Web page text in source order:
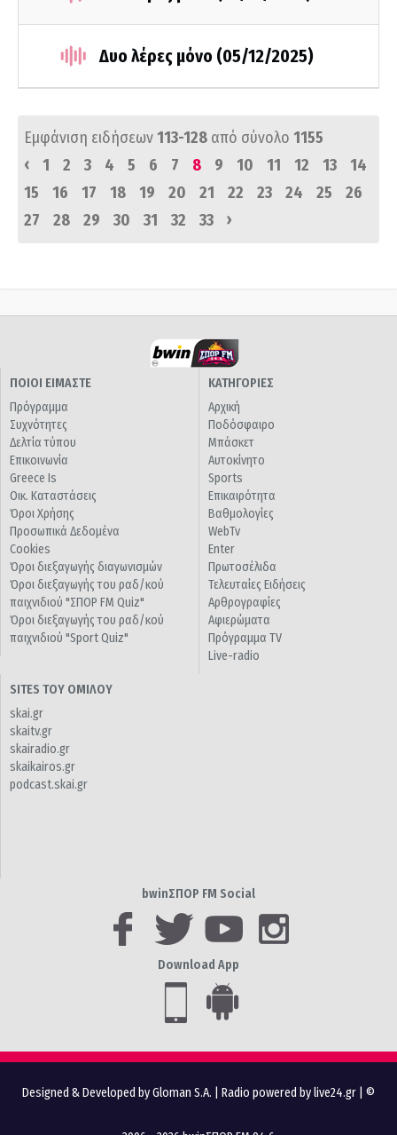
Δυο λέρες μόνο (05/12/2025)
Εμφάνιση ειδήσεων113-128 από σύνολο 1155
‹
1 2 3 4 5 6 7 8 9 10 11 12 13
14
15
16 17 18 19 20 21 22 23 24 25
26
27
28 29 30 31 32 33 ›
ΠΟΙΟΙ ΕΙΜΑΣΤΕ
Πρόγραμμα
Συχνότητες
Δελτία τύπου
Επικοινωνία
Greece Is
Οικ. Καταστάσεις
Όροι Χρήσης
Προσωπικά Δεδομένα
Cookies
Όροι διεξαγωγής διαγωνισμών
Όροι διεξαγωγής του ραδ/κού
παιχνιδιού "ΣΠΟΡ FM Quiz"
Όροι διεξαγωγής του ραδ/κού
παιχνιδιού "Sport Quiz"
ΚΑΤΗΓΟΡΙΕΣ
Αρχική
Ποδόσφαιρο
Μπάσκετ
Αυτοκίνητο
Sports
Επικαιρότητα
Βαθμολογίες
WebTv
Enter
Πρωτοσέλιδα
Τελευταίες Ειδήσεις
Αρθρογραφίες
Αφιερώματα
Πρόγραμμα TV
Live-radio
SITES ΤΟΥ ΟΜΙΛΟΥ
skai.gr
skaitv.gr
skairadio.gr
skaikairos.gr
podcast.skai.gr
bwinΣΠΟΡ FM Social
Download App
Designed & Developed by Gloman S.A. Radio powered by live24.gr | ©